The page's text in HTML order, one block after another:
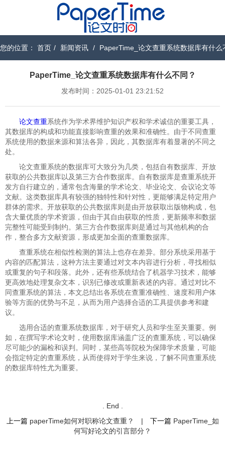
您的位置： 首页 / 新闻资讯 / PaperTime_论文查重系统数据库有什么
PaperTime_论文查重系统数据库有什么不同？
发布时间：2025-01-01 23:21:52
论文查重系统作为学术界维护知识产权和学术诚信的重要工具，
其数据库的构成和功能直接影响查重的效果和准确性。由于不同查重
系统使用的数据来源和算法各异，因此，其数据库有着显著的不同之
处。
论文查重系统的数据库可大致分为几类，包括自有数据库、开放
获取的公共数据库以及第三方合作数据库。自有数据库是查重系统开
发方自行建立的，通常包含海量的学术论文、毕业论文、会议论文等
文献。这类数据库具有较强的独特性和针对性，更能够满足特定用户
群体的需求。开放获取的公共数据库则是由开放获取出版物构成，包
含大量优质的学术资源，但由于其自由获取的性质，更新频率和数据
完整性可能受到制约。第三方合作数据库则是通过与其他机构的合
作，整合多方文献资源，形成更加全面的查重数据库。
查重系统在相似性检测的算法上也存在差异。部分系统采用基于
内容的匹配算法，这种方法主要通过对文本内容进行分析，寻找相似
或重复的句子和段落。此外，还有些系统结合了机器学习技术，能够
更高效地处理复杂文本，识别已修改或重新表述的内容。通过对比不
同查重系统的算法，本文总结出各系统在查重准确性、速度和用户体
验等方面的优势与不足，从而为用户选择合适的工具提供参考和建
议。
选用合适的查重系统数据库，对于研究人员和学生至关重要。例
如，在撰写学术论文时，使用数据库涵盖广泛的查重系统，可以确保
尽可能少的漏检和误判。同时，某些高等院校为保障学术质量，可能
会指定特定的查重系统，从而使得对于学生来说，了解不同查重系统
的数据库特性尤为重要。
. End .
上一篇 paperTime如何对职称论文查重？ | 下一篇 PaperTime_如
何写好论文的引言部分？